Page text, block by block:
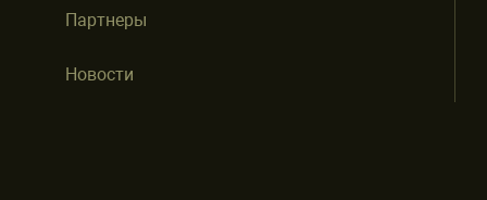
Партнеры
Новости